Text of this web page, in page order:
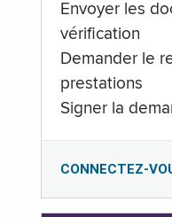
Envoyer les
vérification
Demander le
prestations
Signer la
CONNECTEZ-